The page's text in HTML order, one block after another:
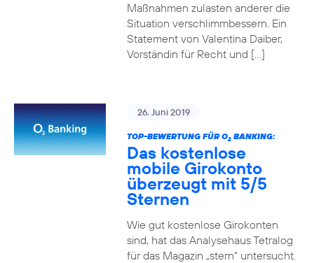
Maßnahmen zulasten anderer die
Situation verschlimmbessern. Ein
Statement von Valentina Daiber,
Vorständin für Recht und […]
26. Juni 2019
TOP-BEWERTUNG FÜR O2BANKING:
Das kostenlose
mobile Girokonto
überzeugt mit 5/5
Sternen
Wie gut kostenlose Girokonten
sind, hat das Analysehaus Tetralog
für das Magazin „stern“ untersucht.